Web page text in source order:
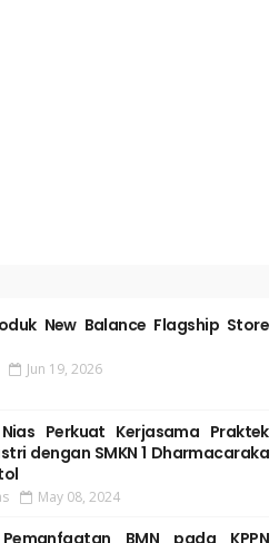
New Balance Flagship Store
Jun 19, 2026
Nias Perkuat Kerjasama Praktek
dengan SMKN 1 Dharmacaraka
May 08, 2024
BMN pada KPPN